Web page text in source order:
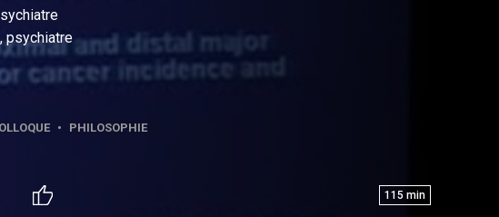
, psychiatre
• PHILOSOPHIE
115 min